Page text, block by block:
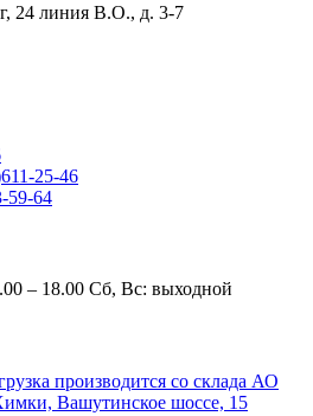
24 линия В.О., д. 3-7
25-46
59-64
– 18.00 Сб, Вс: выходной
производится со склада АО
Вашутинское шоссе, 15